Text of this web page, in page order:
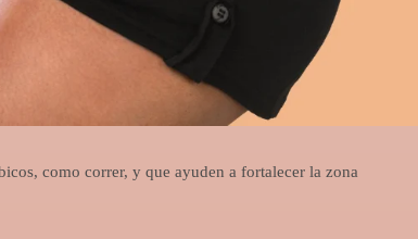
como correr, y que ayuden a fortalecer la zona